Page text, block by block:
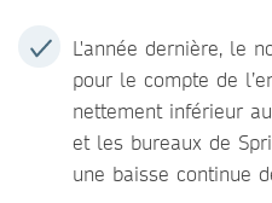
L'année dernière, le
pour le compte de
nettement inférieur
et les bureaux de
une baisse continue